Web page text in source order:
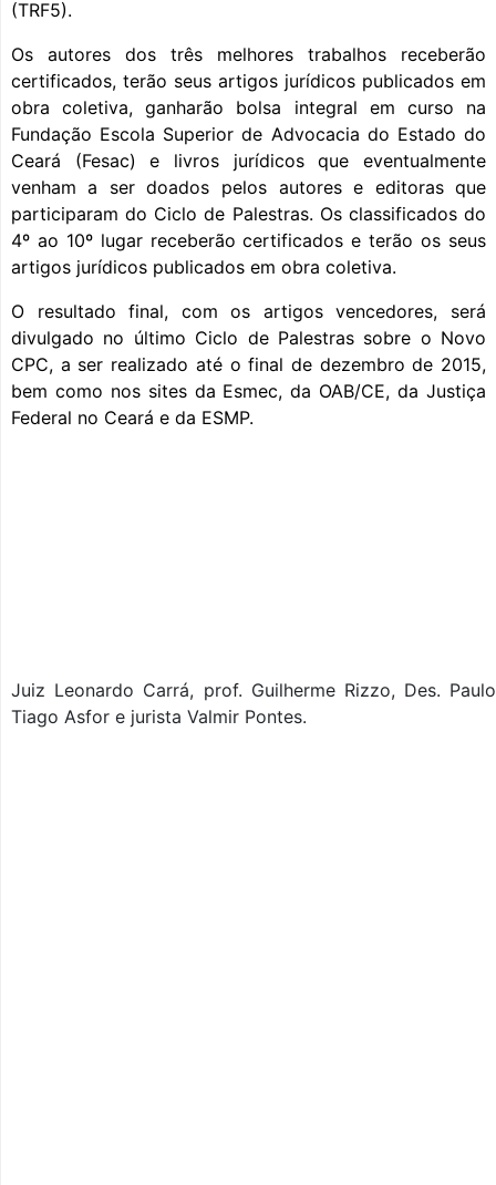
(TRF5).
Os autores dos três melhores trabalhos receberão
certificados, terão seus artigos jurídicos publicados em
obra coletiva, ganharão bolsa integral em curso na
Fundação Escola Superior de Advocacia do Estado do
Ceará (Fesac) e livros jurídicos que eventualmente
venham a ser doados pelos autores e editoras que
participaram do Ciclo de Palestras. Os classificados do
4º ao 10º lugar receberão certificados e terão os seus
artigos jurídicos publicados em obra coletiva.
O resultado final, com os artigos vencedores, será
divulgado no último Ciclo de Palestras sobre o Novo
CPC, a ser realizado até o final de dezembro de 2015,
bem como nos sites da Esmec, da OAB/CE, da Justiça
Federal no Ceará e da ESMP.
Juiz Leonardo Carrá, prof. Guilherme Rizzo, Des.
Tiago Asfor e jurista Valmir Pontes.